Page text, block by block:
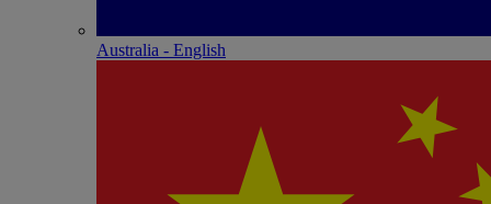
Australia - English